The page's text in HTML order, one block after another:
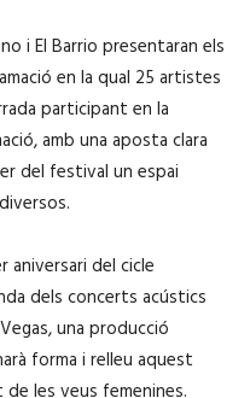
i El Barrio presentaran els
en la qual 25 artistes
participant en la
amb una aposta clara
del festival un espai
aniversari del cicle
dels concerts acústics
una producció
forma i relleu aquest
les veus femenines.